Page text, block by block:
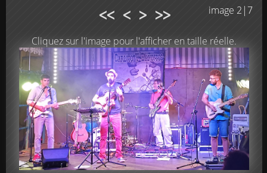
image 2|7
<< < > >>
Cliquez sur l'image pour l'afficher en taille réelle.